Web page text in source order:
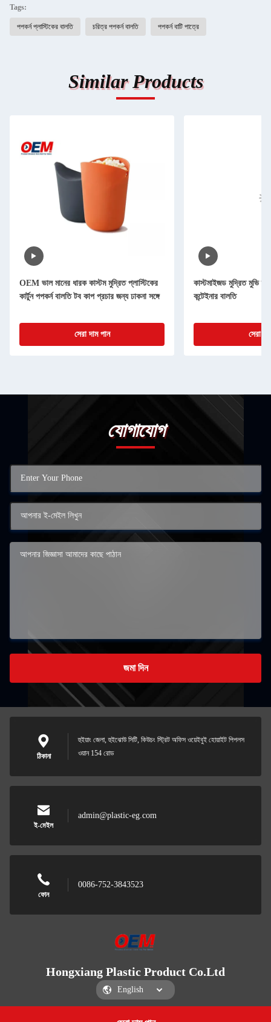
Tags:
পপকর্ন প্লাস্টিকের বালতি চরিত্র পপকর্ন বালতি পপকর্ন বাটি পাত্রে
Similar Products
OEM ভাল মানের ধারক কাস্টম মুদ্রিত প্লাস্টিকের
কার্টুন পপকর্ন বালতি টব কাপ প্রচার জন্য ঢাকনা সঙ্গে
সেরা দাম পান
কাস্টমাইজড মুদ্রিত মুভি
কন্টেইনার বালতি
সেরা
যোগাযোগ
জমা দিন
ঠিকানা
হুইয়াং জেলা, হুইঝোউ সিটি, কিউচং স্ট্রিট অফিস ওয়েইবুই হোয়াইট পিপলস
ওয়ান 154 রোড
ই-মেইল
admin@plastic-eg.com
ফোন
0086-752-3843523
Hongxiang Plastic Product Co.Ltd